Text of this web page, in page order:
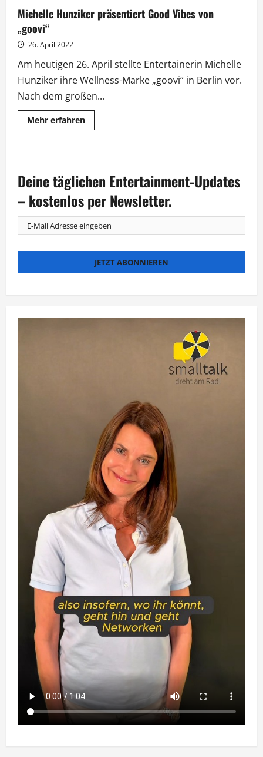
Michelle Hunziker präsentiert Good Vibes von
„goovi“
26. April 2022
Am heutigen 26. April stellte Entertainerin Michelle
Hunziker ihre Wellness-Marke „goovi“ in Berlin vor.
Nach dem großen...
Mehr erfahrenMehr
Informationen
Vibes
von
„goovi“
Deine täglichen Entertainment-Updates
– kostenlos per Newsletter.